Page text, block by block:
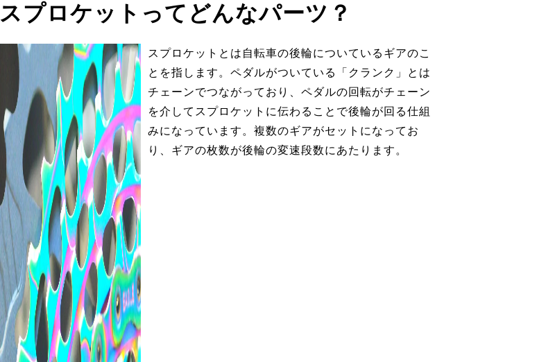
スプロケットってどんなパーツ？
スプロケットとは自転車の後輪についているギアのこ
とを指します。ペダルがついている「クランク」とは
チェーンでつながっており、ペダルの回転がチェーン
を介してスプロケットに伝わることで後輪が回る仕組
みになっています。複数のギアがセットになってお
り、ギアの枚数が後輪の変速段数にあたります。